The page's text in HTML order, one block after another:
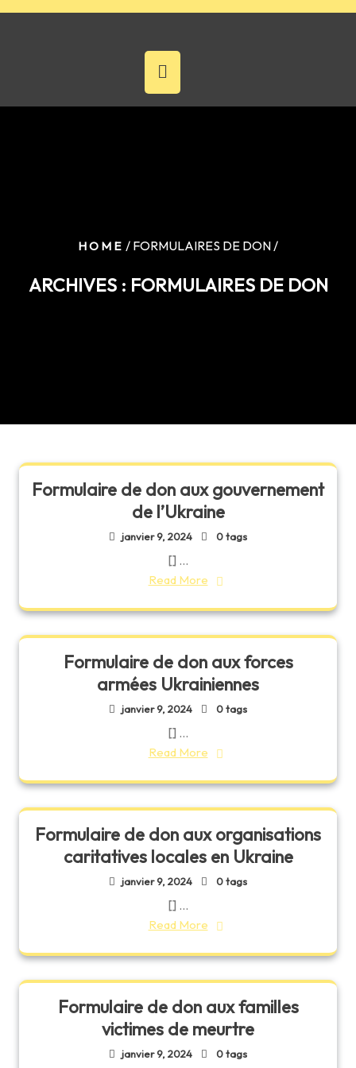
Skip
HOME / FORMULAIRES DE DON /
ARCHIVES : FORMULAIRES DE DON
Formulaire de don aux gouvernement
de l’Ukraine
janvier 9, 2024 0 tags
[] ...
Read More
Formulaire de don aux forces
armées Ukrainiennes
janvier 9, 2024 0 tags
[] ...
Read More
Formulaire de don aux organisations
caritatives locales en Ukraine
janvier 9, 2024 0 tags
[] ...
Read More
Formulaire de don aux familles
victimes de meurtre
janvier 9, 2024 0 tags